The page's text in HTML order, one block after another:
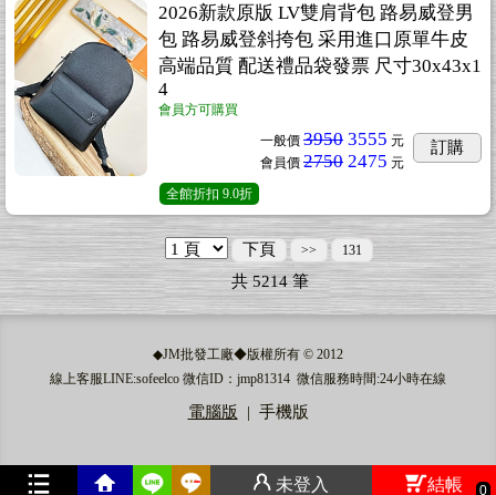
未登入 結帳 0
2026新款原版 LV雙肩背包 路易威登男
包 路易威登斜挎包 采用進口原單牛皮
高端品質 配送禮品袋發票 尺寸30x43x1
4
會員方可購買
一般價 3950 3555 元
會員價 2750 2475 元
訂購
全館折扣 9.0折
下頁 >> 131
共5214筆
◆JM批發工廠◆版權所有 © 2012
線上客服LINE:sofeelco 微信ID：jmp81314 微信服務時間:24小時在線
電腦版 | 手機版